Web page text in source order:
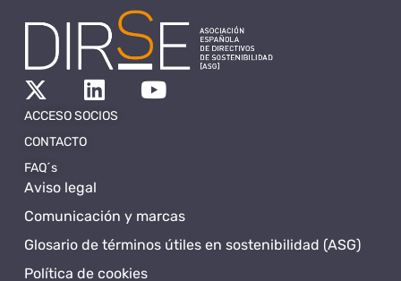
Aviso legal
Comunicación y marcas
Glosario de términos útiles en sostenibilidad (ASG)
Política de cookies
ACCESO SOCIOS
CONTACTO
FAQ´s